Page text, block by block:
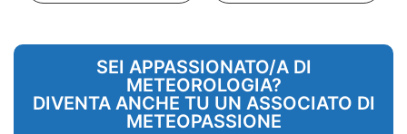
SEI APPASSIONATO/A DI
METEOROLOGIA?
DIVENTA ANCHE TU UN ASSOCIATO DI
METEOPASSIONE